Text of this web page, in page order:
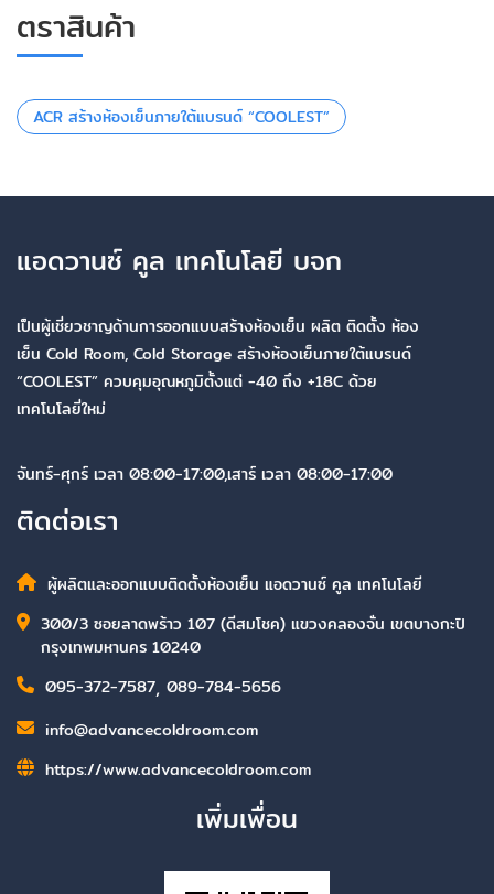
ตราสินค้า
ACR สร้างห้องเย็นภายใต้แบรนด์ “COOLEST”
แอดวานซ์ คูล เทคโนโลยี บจก
เป็นผู้เชี่ยวชาญด้านการออกแบบสร้างห้องเย็น ผลิต ติดตั้ง ห้อง
เย็น Cold Room, Cold Storage สร้างห้องเย็นภายใต้แบรนด์
“COOLEST” ควบคุมอุณหภูมิตั้งแต่ -40 ถึง +18C ด้วย
เทคโนโลยี่ใหม่
จันทร์-ศุกร์ เวลา 08:00-17:00,เสาร์ เวลา 08:00-17:00
ติดต่อเรา
ผู้ผลิตและออกแบบติดตั้งห้องเย็น แอดวานซ์ คูล เทคโนโลยี
300/3 ซอยลาดพร้าว 107 (ดีสมโชค) แขวงคลองจั่น เขตบางกะปิ
กรุงเทพมหานคร 10240
095-372-7587, 089-784-5656
info@advancecoldroom.com
https://www.advancecoldroom.com
เพิ่มเพื่อน